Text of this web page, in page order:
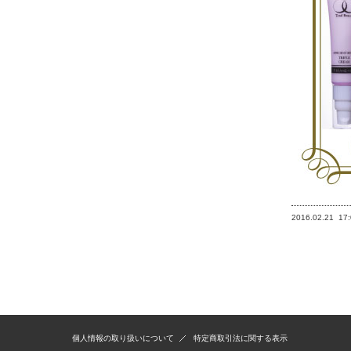
2016.02.21
個人情報の取り扱いについて 特定商取引法に関する表示